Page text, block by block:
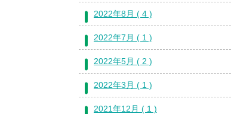
2022年8月 ( 4 )
2022年7月 ( 1 )
2022年5月 ( 2 )
2022年3月 ( 1 )
2021年12月 ( 1 )